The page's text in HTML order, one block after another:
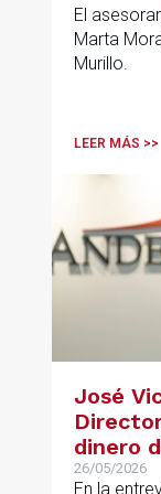
El
Marta
Murillo.
LEER MÁS >>
José
dinero
26/05/2026
En la